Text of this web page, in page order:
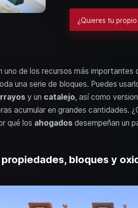
¿Quieres tu
uno de los recursos más
una serie de bloques. Puedes
y un catalejo, así como
acumular en grandes cantidades.
qué los ahogadosdesempeñan un
bloques y